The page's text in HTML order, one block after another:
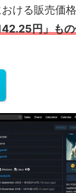
ける販売価格
円」も